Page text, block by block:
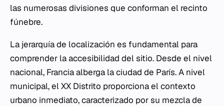
las numerosas divisiones que conforman el recinto
fúnebre.
La jerarquía de localización es fundamental para
comprender la accesibilidad del sitio. Desde el nivel
nacional, Francia alberga la ciudad de París. A nivel
municipal, el XX Distrito proporciona el contexto
urbano inmediato, caracterizado por su mezcla de